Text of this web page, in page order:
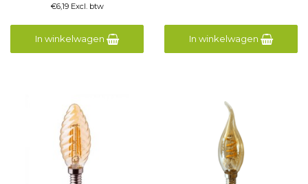
€6,19 Excl. btw
In winkelwagen In winkelwagen